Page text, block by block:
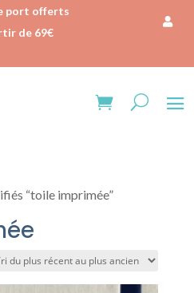
port offerts
de 69€
“toile imprimée”